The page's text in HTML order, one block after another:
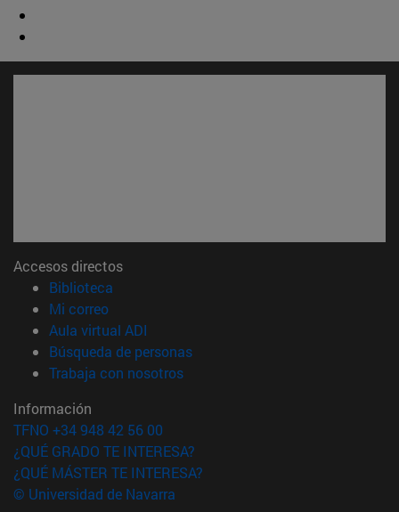
Accesos directos
Biblioteca
Mi correo(abre en nueva ventana)
Aula virtual ADI
Búsqueda de personas(abre en nueva ventana)
Trabaja con nosotros(abre en nueva ventana)
Información
TFNO +34 948 42 56 00
¿QUÉ GRADO TE INTERESA?
¿QUÉ MÁSTER TE INTERESA?
© Universidad de Navarra